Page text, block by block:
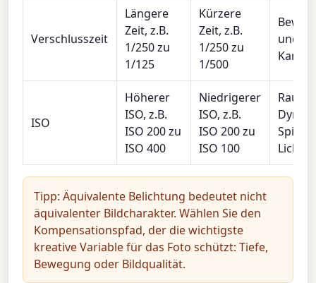
Verschlusszeit
Längere
Zeit, z.B.
1/250 zu
1/125
Kürzere
Zeit, z.B.
1/250 zu
1/500
und
ISO
Höherer
ISO, z.B.
ISO 200 zu
ISO 400
Niedrigerer
ISO, z.B.
ISO 200 zu
ISO 100
Tipp: Äquivalente Belichtung bedeutet nicht
äquivalenter Bildcharakter. Wählen Sie den
Kompensationspfad, der die wichtigste
kreative Variable für das Foto schützt: Tiefe,
Bewegung oder Bildqualität.